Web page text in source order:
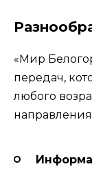
«Мир
передач,
любого